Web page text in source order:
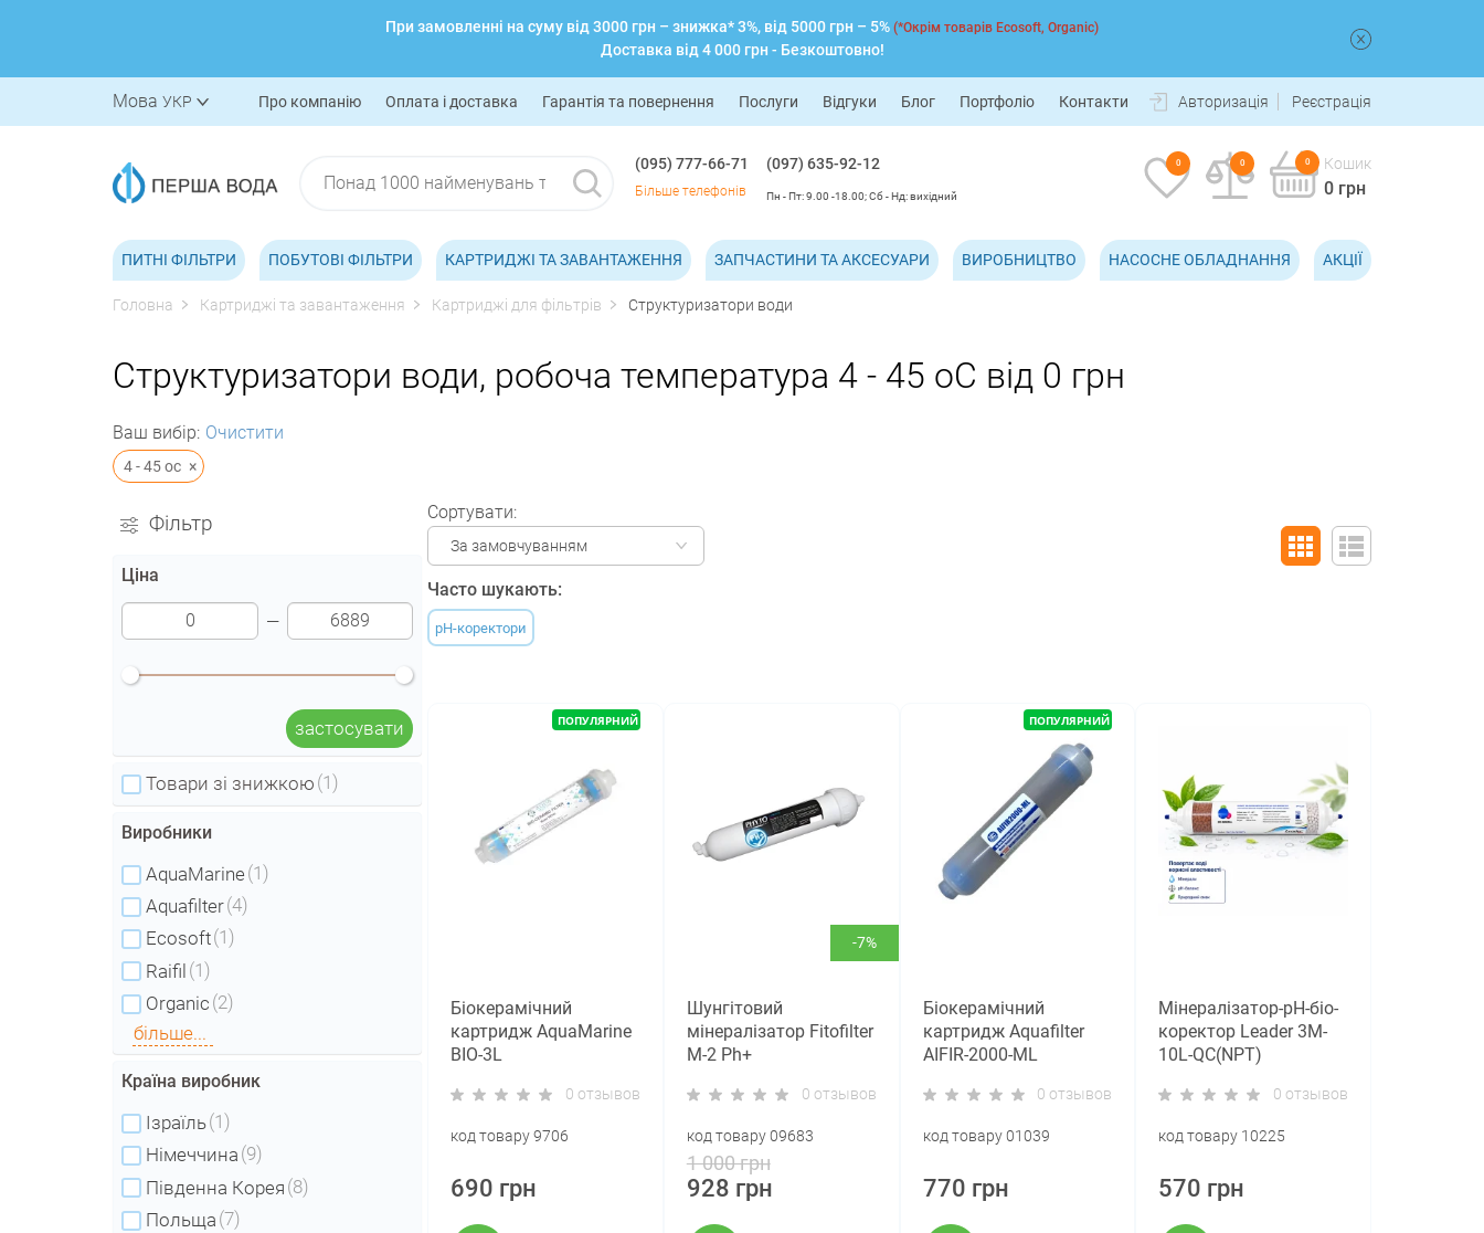
При замовленні на суму від 3000 грн – знижка* 3%, від 5000 грн – 5% (*Окрім товарів Ecosoft, Organic)
Доставка від 4 000 грн - Безкоштовно!
Мова УКР Про компанію Оплата і доставка Гарантія та повернення Послуги Відгуки Блог Портфоліо Контакти Авторизація Реєстрація
(095) 777-66-71
Більше телефонів
(097) 635-92-12
Пн - Пт: 9.00 -18.00; Сб - Нд: вихідний
0 0 0 Кошик
0 грн
ПИТНІ ФІЛЬТРИ ПОБУТОВІ ФІЛЬТРИ КАРТРИДЖІ ТА ЗАВАНТАЖЕННЯ ЗАПЧАСТИНИ ТА АКСЕСУАРИ ВИРОБНИЦТВО НАСОСНЕ ОБЛАДНАННЯ АКЦІЇ
Головна Картриджі та завантаження Картриджі для фільтрів Структуризатори води
Структуризатори води, робоча температура 4 - 45 оС від 0 грн
Ваш вибір: Очистити
4 - 45 ос ×
Фільтр
Ціна
застосувати
Товари зі знижкою (1)
Виробники
AquaMarine(1)
Aquafilter(4)
Ecosoft(1)
Raifil (1)
Organic (2)
більше...
Країна виробник
Ізраїль(1)
Німеччина (9)
Південна Корея (8)
Польща (7)
Сортувати:
За замовчуванням
Часто шукають:
pH-коректори
ПОПУЛЯРНИЙ
Біокерамічний
картридж AquaMarine
BIO-3L
0 отзывов
код товару 9706
690 грн
-7%
Шунгітовий
мінералізатор Fitofilter
M-2 Рh+
0 отзывов
код товару 09683
1 000 грн
928 грн
ПОПУЛЯРНИЙ
Біокерамічний
картридж Aquafilter
AIFIR-2000-ML
0 отзывов
код товару 01039
770 грн
Мінералізатор-pH-біо-
коректор Leader 3M-
10L-QC(NPT)
0 отзывов
код товару 10225
570 грн